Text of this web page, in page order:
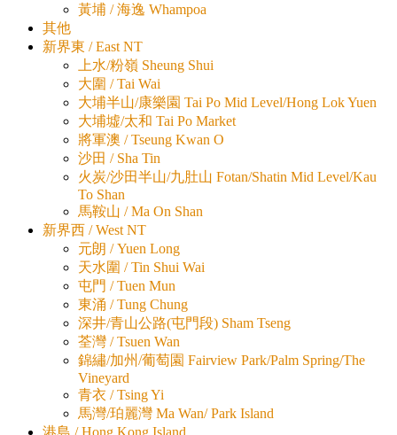
黃埔 / 海逸 Whampoa
其他
新界東 / East NT
上水/粉嶺 Sheung Shui
大圍 / Tai Wai
大埔半山/康樂園 Tai Po Mid Level/Hong Lok Yuen
大埔墟/太和 Tai Po Market
將軍澳 / Tseung Kwan O
沙田 / Sha Tin
火炭/沙田半山/九肚山 Fotan/Shatin Mid Level/Kau
To Shan
馬鞍山 / Ma On Shan
新界西 / West NT
元朗 / Yuen Long
天水圍 / Tin Shui Wai
屯門 / Tuen Mun
東涌 / Tung Chung
深井/青山公路(屯門段) Sham Tseng
荃灣 / Tsuen Wan
錦繡/加州/葡萄園 Fairview Park/Palm Spring/The
Vineyard
青衣 / Tsing Yi
馬灣/珀麗灣 Ma Wan/ Park Island